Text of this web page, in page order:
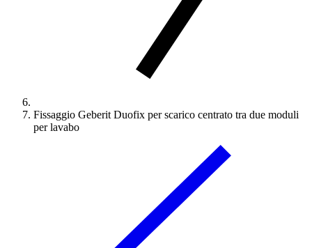
Fissaggio Geberit Duofix per scarico centrato tra due moduli
per lavabo